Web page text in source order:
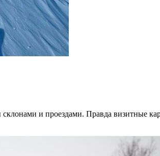
склонами и проездами. Правда визитные